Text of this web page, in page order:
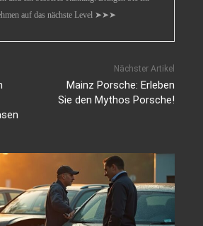
auf das nächste Level ➤➤➤
Nächster Artikel
Mainz Porsche: Erleben
Sie den Mythos Porsche!